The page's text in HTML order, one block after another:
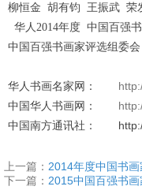
柳恒金 胡有钧 王振武 荣
华人 2014年度 中国百强
中国百强书画家评选组委会
华人书画名家网：
中国华人书画网：
中国南方通讯社：
上一篇： 2014年度中国书
下一篇： 2015中国百强书